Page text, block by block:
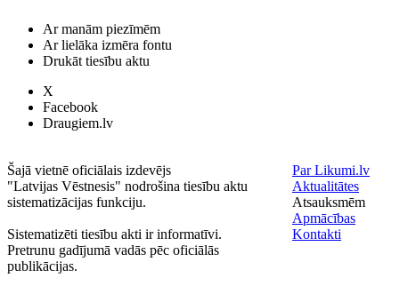
Ar manām piezīmēm
Ar lielāka izmēra fontu
Drukāt tiesību aktu
X
Facebook
Draugiem.lv
Šajā vietnē oficiālais izdevējs
"Latvijas Vēstnesis" nodrošina tiesību aktu
sistematizācijas funkciju.
Sistematizēti tiesību akti ir informatīvi.
Pretrunu gadījumā vadās pēc oficiālās
publikācijas.
Par Likumi.lv
Aktualitātes
Atsauksmēm
Apmācības
Kontakti